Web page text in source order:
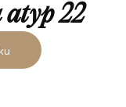
atyp 22